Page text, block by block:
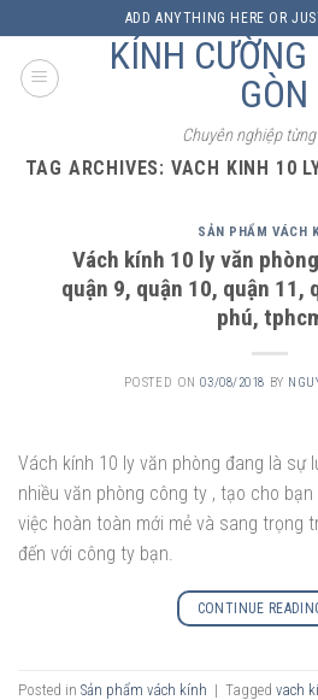
to
content
ADD ANYTHING HERE OR
KÍNH
GÒN
Chuyên nghiệp
TAG ARCHIVES: VACH KINH 10
SẢN PHẨM VÁCH
Vách kính 10 ly văn
quận 9, quận 10, quận 11,
phú,
POSTED ON03/08/2018 BY
Vách kính 10 ly văn phòng đang là sự
nhiều văn phòng công ty , tạo cho
việc hoàn toàn mới mẻ và sang trọng
đến với công ty bạn.
CONTINUE
Posted in Sản phẩm vách kính | Tagged vach